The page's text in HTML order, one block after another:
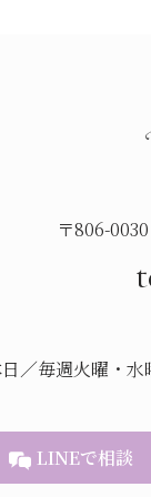
〒806-
／毎週火曜・
LINEで相談